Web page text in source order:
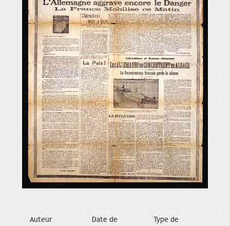
Auteur
Date de
Type de